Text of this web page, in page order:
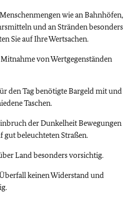
wie an Bahnhöfen,
und an Stränden besonders
Sie auf Ihre Wertsachen.
von Wertgegenständen
den Tag benötigte Bargeld mit und
Taschen.
der Dunkelheit Bewegungen
gut beleuchteten Straßen.
Land besonders vorsichtig.
keinen Widerstand und